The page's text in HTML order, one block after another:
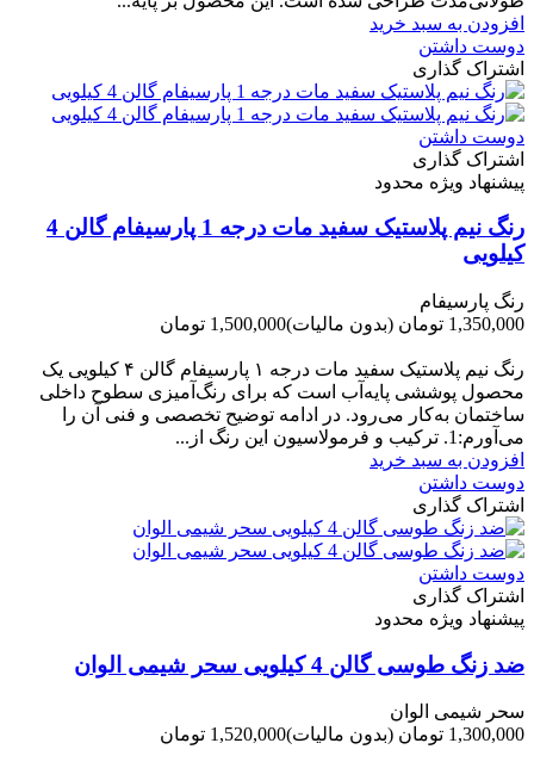
افزودن به سبد خرید
دوست داشتن
اشتراک گذاری
دوست داشتن
اشتراک گذاری
پیشنهاد ویژه محدود
رنگ نیم پلاستیک سفید مات درجه 1 پارسیفام گالن 4
کیلویی
رنگ پارسیفام
1,350,000 تومان
(بدون مالیات)1,500,000 تومان
رنگ نیم‌ پلاستیک سفید مات درجه ۱ پارسیفام گالن ۴ کیلویی یک
محصول پوششی پایه‌آب است که برای رنگ‌آمیزی سطوح داخلی
ساختمان به‌کار می‌رود. در ادامه توضیح تخصصی و فنی آن را
می‌آورم:1. ترکیب و فرمولاسیون این رنگ از...
افزودن به سبد خرید
دوست داشتن
اشتراک گذاری
دوست داشتن
اشتراک گذاری
پیشنهاد ویژه محدود
ضد زنگ طوسی گالن 4 کیلویی سحر شیمی الوان
سحر شیمی الوان
1,300,000 تومان
(بدون مالیات)1,520,000 تومان